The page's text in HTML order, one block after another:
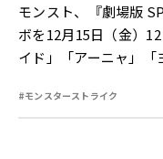
モンスト、『劇場版
ボを12月15日（金）
イド」「アーニャ」「
#モンスターストライク